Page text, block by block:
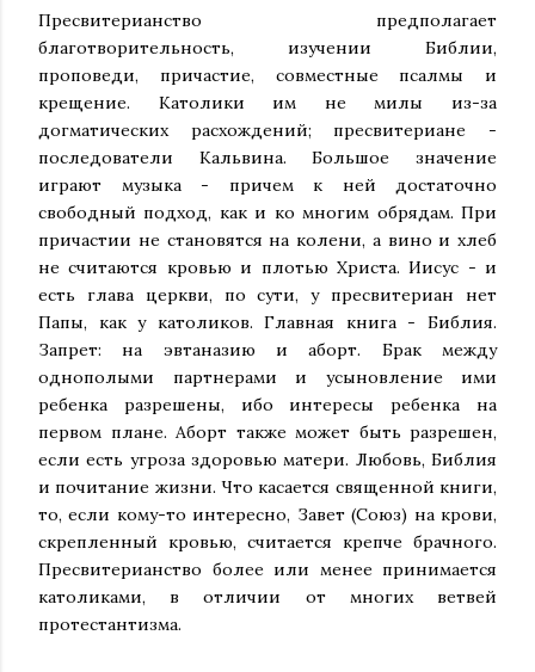
Пресвитерианство предполагает
благотворительность, изучении Библии,
проповеди, причастие, совместные псалмы и
крещение. Католики им не милы из-за
догматических расхождений; пресвитериане -
последователи Кальвина. Большое значение
играют музыка - причем к ней достаточно
свободный подход, как и ко многим обрядам. При
причастии не становятся на колени, а вино и хлеб
не считаются кровью и плотью Христа. Иисус - и
есть глава церкви, по сути, у пресвитериан нет
Папы, как у католиков. Главная книга - Библия.
Запрет: на эвтаназию и аборт. Брак между
однополыми партнерами и усыновление ими
ребенка разрешены, ибо интересы ребенка на
первом плане. Аборт также может быть разрешен,
если есть угроза здоровью матери. Любовь, Библия
и почитание жизни. Что касается священной книги,
то, если кому-то интересно, Завет (Союз) на крови,
скрепленный кровью, считается крепче брачного.
Пресвитерианство более или менее принимается
католиками, в отличии от многих ветвей
протестантизма.